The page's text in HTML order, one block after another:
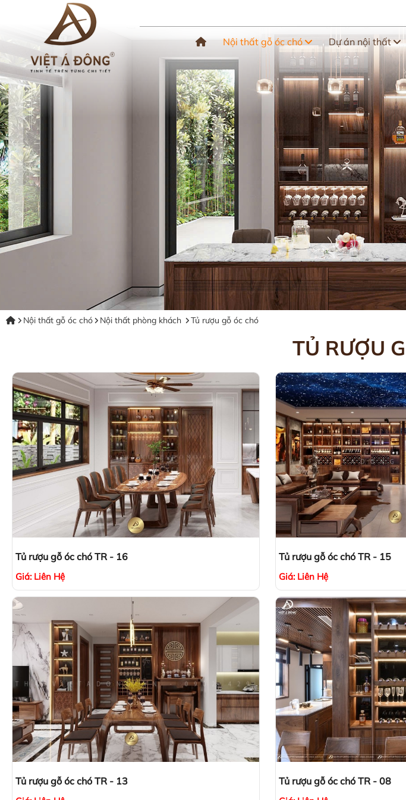
Nội thất gỗ óc chó Dự án nội thất
Nội thất gỗ óc chó Nội thất phòng khách Tủ rượu gỗ óc chó
TỦ RƯỢU
Tủ rượu gỗ óc chó TR - 16
Giá: Liên Hệ
Tủ rượu gỗ óc chó TR - 15
Giá: Liên Hệ
Tủ rượu gỗ óc chó TR - 13 Tủ rượu gỗ óc chó TR - 08